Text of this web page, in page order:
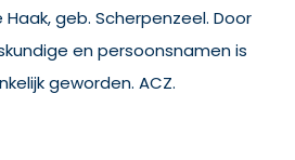
geb. Scherpenzeel. Door
en persoonsnamen is
geworden. ACZ.